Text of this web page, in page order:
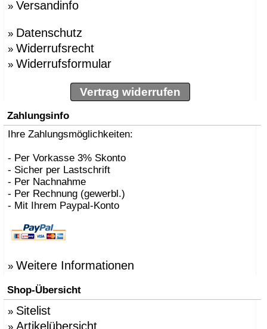
» Versandinfo
» Datenschutz
» Widerrufsrecht
» Widerrufsformular
Vertrag widerrufen
Zahlungsinfo
Ihre Zahlungsmöglichkeiten:
- Per Vorkasse 3% Skonto
- Sicher per Lastschrift
- Per Nachnahme
- Per Rechnung (gewerbl.)
- Mit Ihrem Paypal-Konto
» Weitere Informationen
Shop-Übersicht
» Sitelist
» Artikelübersicht